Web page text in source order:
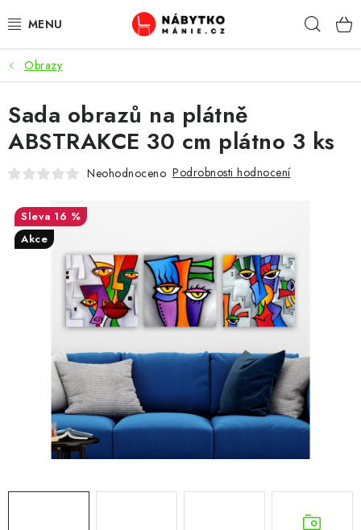
na
OBÝVACÍ POKOJ
KUCHYŇ A JÍDELNA
LOŽNICE
KANCELÁŘ / PRACOVNA
KOUPELNA A WC
CHOVATELSKÉ POTŘEBY
DOPLŇKY A DEKORACE
ZAHRADA
OSTATNÍ
Obrazy
Sada obrazů na plátně
ABSTRAKCE 30 cm plátno 3 ks
Neohodnoceno Podrobnosti hodnocení
16 %
Akce